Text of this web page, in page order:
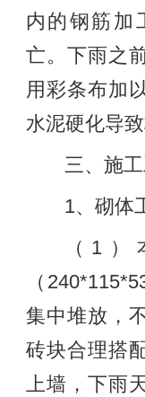
内的钢筋加
亡。下雨之
用彩条布加
水泥硬化导致
三、施
1、砌体
（1
（
集中堆放，
砖块合理搭
上墙，下雨